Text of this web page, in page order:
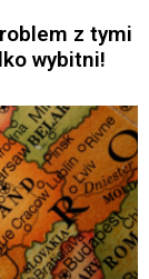
z tymi
wybitni!